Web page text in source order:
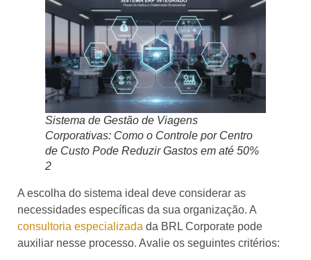
Sistema de Gestão de Viagens
Corporativas: Como o Controle por Centro
de Custo Pode Reduzir Gastos em até 50%
2
A escolha do sistema ideal deve considerar as
necessidades específicas da sua organização. A
consultoria especializada da BRL Corporate pode
auxiliar nesse processo. Avalie os seguintes critérios: